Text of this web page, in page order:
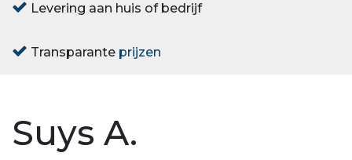
Levering aan huis of bedrijf
Transparante prijzen
Suys A.